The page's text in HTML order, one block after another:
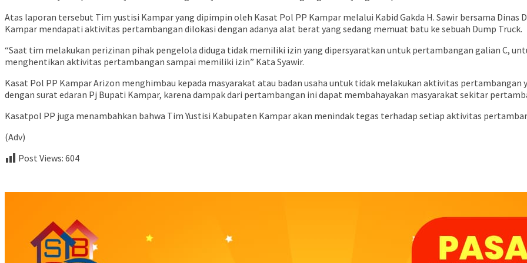
Atas laporan tersebut Tim yustisi Kampar yang dipimpin oleh Kasat Pol PP Kampar melalui Kabid Gakda H. Sawir bersama Dinas
Kampar mendapati aktivitas pertambangan dilokasi dengan adanya alat berat yang sedang memuat batu ke sebuah Dump Truck.
“Saat tim melakukan perizinan pihak pengelola diduga tidak memiliki izin yang dipersyaratkan untuk pertambangan galian C,
menghentikan aktivitas pertambangan sampai memiliki izin” Kata Syawir.
Kasat Pol PP Kampar Arizon menghimbau kepada masyarakat atau badan usaha untuk tidak melakukan aktivitas
dengan surat edaran Pj Bupati Kampar, karena dampak dari pertambangan ini dapat membahayakan masyarakat sekitar
Kasatpol PP juga menambahkan bahwa Tim Yustisi Kabupaten Kampar akan menindak tegas terhadap setiap aktivitas
(Adv)
Post Views: 604